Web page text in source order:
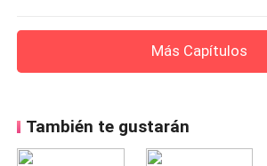
Más Capítulos
También te gustarán